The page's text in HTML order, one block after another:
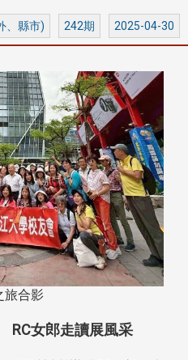
、縣市) 242期 2025-04-30
合影
女郎走讀展風采